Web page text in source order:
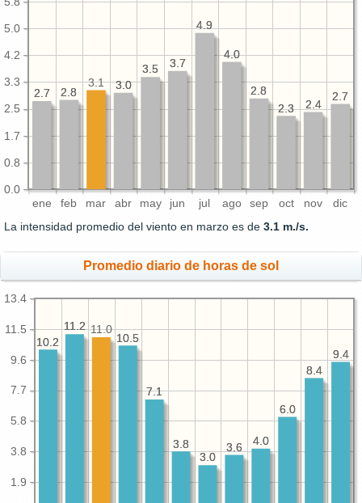
ene feb mar abr may jun jul ago sep oct nov dic
0.0
0.8
1.7
2.5
3.3
4.2
5.0
2.7
2.4
2.3
2.8
4.0
4.9
3.7
3.5
3.0
2.8
2.7 2.7
2.4
2.3
2.8
4.0
4.9
3.7
3.5
3.0
3.1
2.8
2.7
La intensidad promedio del viento en marzo es de 3.1 m./s.
Promedio diario de horas de sol
1.9
3.8
5.8
7.7
9.6
11.5
13.4
9.4
8.4
6.0
4.0
3.6
3.0
3.8
7.1
10.5
11.2
10.2
9.4
8.4
6.0
4.0
3.6
3.0
3.8
7.1
10.5
11.0
11.2
10.2